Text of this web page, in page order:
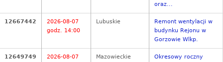
oraz...
12667442
2026-08-07
godz. 14:00
Lubuskie
Remont wentylacji w
budynku Rejonu w
Gorzowie Wlkp.
12649749
2026-08-07
Mazowieckie
Okresowy roczny